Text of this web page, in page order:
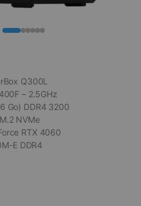
Q300L
– 2.5GHz
Go) DDR4 3200
NVMe
RTX 4060
E DDR4